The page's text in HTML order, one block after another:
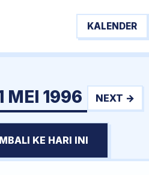
KALENDER
MEI 1996 NEXT →
KE HARI INI